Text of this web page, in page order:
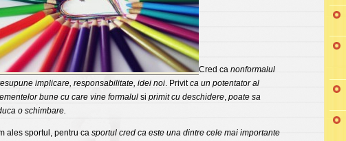
Cred ca nonformalul
implicare, responsabilitate, idei noi. Privitca un potentator al
bune cu care vine formalulsi primit cu deschidere, poate sa
o schimbare.
ales sportul, pentru ca sportul cred ca este una dintre cele mai importante